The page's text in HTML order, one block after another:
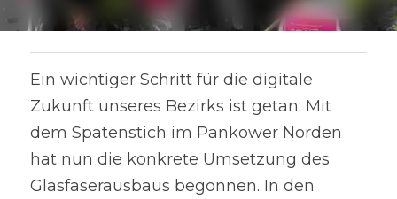
Ein wichtiger Schritt für die digitale
Zukunft unseres Bezirks ist getan: Mit
dem Spatenstich im Pankower Norden
hat nun die konkrete Umsetzung des
Glasfaserausbaus begonnen. In den